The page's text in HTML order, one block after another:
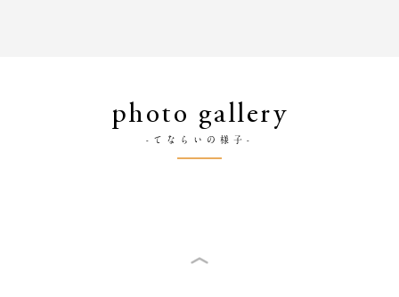
photo gallery
-てならいの様子-